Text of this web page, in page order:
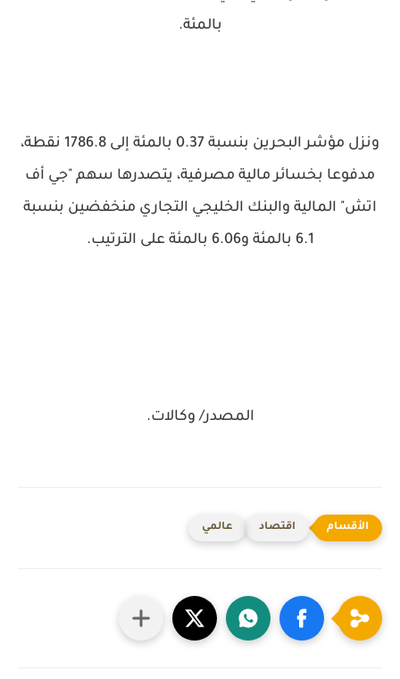
بالمئة.
ونزل مؤشر البحرين بنسبة 0.37 بالمئة إلى 1786.8 نقطة،
مدفوعا بخسائر مالية مصرفية، يتصدرها سهم "جي أف
اتش" المالية والبنك الخليجي التجاري منخفضين بنسبة
6.1 بالمئة و6.06 بالمئة على الترتيب.
المصدر/ وكالات.
اقتصاد عالمي